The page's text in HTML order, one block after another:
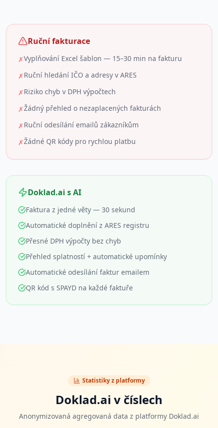
Ruční fakturace
✗Vyplňování Excel šablon — 15–30 min na fakturu
✗Ruční hledání IČO a adresy v ARES
✗Riziko chyb v DPH výpočtech
✗Žádný přehled o nezaplacených fakturách
✗Ruční odesílání emailů zákazníkům
✗Žádné QR kódy pro rychlou platbu
Doklad.ai s AI
Faktura z jedné věty — 30 sekund
Automatické doplnění z ARES registru
Přesné DPH výpočty bez chyb
Přehled splatností + automatické upomínky
Automatické odesílání faktur emailem
QR kód s SPAYD na každé faktuře
Statistiky z platformy
Doklad.ai v číslech
Anonymizovaná agregovaná data z platformy Doklad.ai